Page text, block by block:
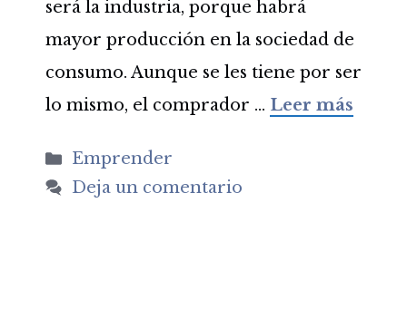
será la industria, porque habrá
mayor producción en la sociedad de
consumo. Aunque se les tiene por ser
lo mismo, el comprador … Leer más
Categorías
Emprender
Deja un comentario